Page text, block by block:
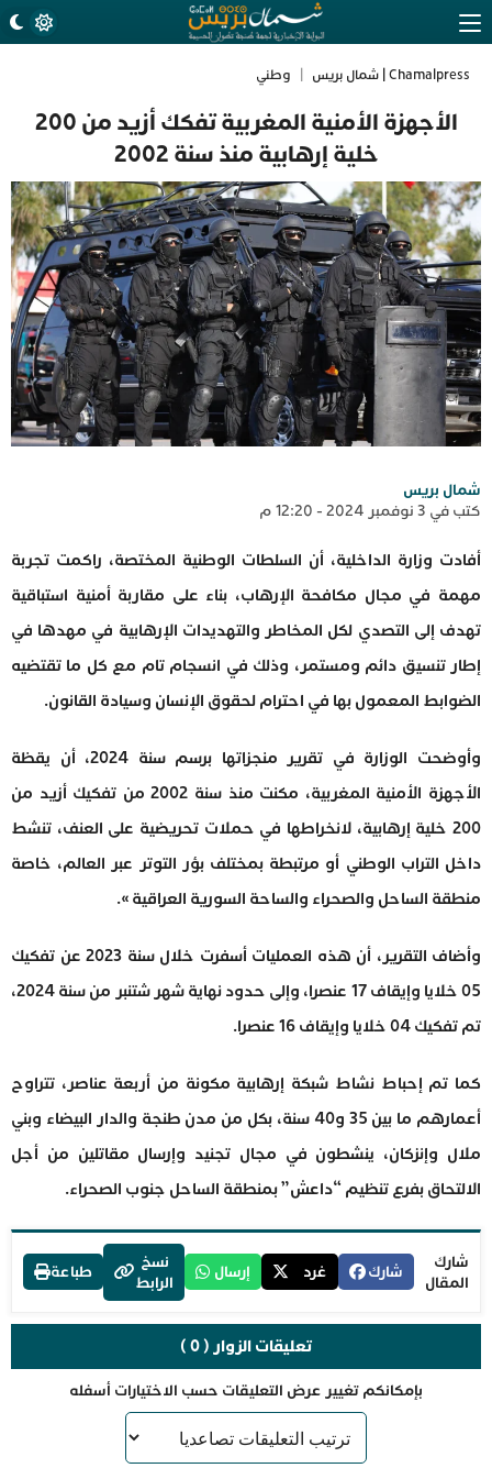
Chamalpress | شمال بريس وطني
الأجهزة الأمنية المغربية تفكك أزيد من 200
خلية إرهابية منذ سنة 2002
شمال بريس
كتب في 3 نوفمبر 2024 - 12:20 م
أفادت وزارة الداخلية، أن السلطات الوطنية المختصة، راكمت تجربة
مهمة في مجال مكافحة الإرهاب، بناء على مقاربة أمنية استباقية
تهدف إلى التصدي لكل المخاطر والتهديدات الإرهابية في مهدها في
إطار تنسيق دائم ومستمر، وذلك في انسجام تام مع كل ما تقتضيه
الضوابط المعمول بها في احترام لحقوق الإنسان وسيادة القانون.
وأوضحت الوزارة في تقرير منجزاتها برسم سنة 2024، أن يقظة
الأجهزة الأمنية المغربية، مكنت منذ سنة 2002 من تفكيك أزيد من
200 خلية إرهابية، لانخراطها في حملات تحريضية على العنف، تنشط
داخل التراب الوطني أو مرتبطة بمختلف بؤر التوتر عبر العالم، خاصة
منطقة الساحل والصحراء والساحة السورية العراقية ».
وأضاف التقرير، أن هذه العمليات أسفرت خلال سنة 2023 عن تفكيك
05 خلايا وإيقاف 17 عنصرا، وإلى حدود نهاية شهر شتنبر من سنة 2024،
تم تفكيك 04 خلايا وإيقاف 16 عنصرا.
كما تم إحباط نشاط شبكة إرهابية مكونة من أربعة عناصر، تتراوح
أعمارهم ما بين 35 و40 سنة، بكل من مدن طنجة والدار البيضاء وبني
ملال وإنزكان، ينشطون في مجال تجنيد وإرسال مقاتلين من أجل
الالتحاق بفرع تنظيم “داعش” بمنطقة الساحل جنوب الصحراء.
شارك
المقال
شارك غرد إرسال
نسخ
الرابط
طباعة
تعليقات الزوار ( 0 )
بإمكانكم تغيير عرض التعليقات حسب الاختيارات أسفله